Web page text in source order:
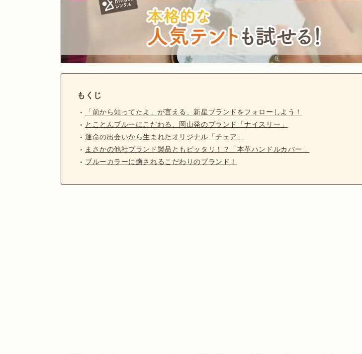
もくじ
「前から知ってたよ」が言える、新星ブランドをフォローしよう！
とことんブルーにこだわる、岡山発のブランド「ナイスリー」
運命の出会いから生まれたオリジナル「チェア」
まさかの他社ブランド製品ともピッタリ！？「本革ハンドルカバー」
ブルーカラーに癒されるこだわりのブランド！